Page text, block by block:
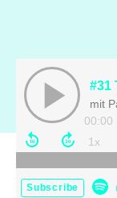
#31
mit
00:00
Subscribe